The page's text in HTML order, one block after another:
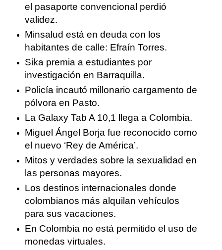
el pasaporte convencional perdió
validez.
Minsalud está en deuda con los
habitantes de calle: Efraín Torres.
Sika premia a estudiantes por
investigación en Barraquilla.
Policía incautó millonario cargamento de
pólvora en Pasto.
La Galaxy Tab A 10,1 llega a Colombia.
Miguel Ángel Borja fue reconocido como
el nuevo ‘Rey de América’.
Mitos y verdades sobre la sexualidad en
las personas mayores.
Los destinos internacionales donde
colombianos más alquilan vehículos
para sus vacaciones.
En Colombia no está permitido el uso de
monedas virtuales.